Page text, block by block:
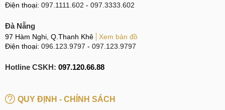
Điện thoại: 097.1111.602 - 097.3333.602
Đà Nẵng
97 Hàm Nghi, Q.Thanh Khê
Xem bản đồ
Điện thoại: 096.123.9797 - 097.123.9797
Hotline CSKH: 097.120.66.88
QUY ĐỊNH - CHÍNH SÁCH